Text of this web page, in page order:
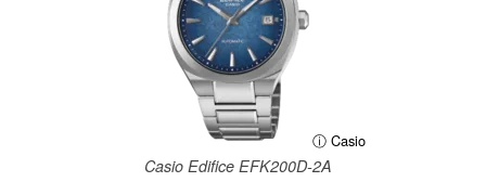
ⓘ Casio
Casio Edifice EFK200D-2A